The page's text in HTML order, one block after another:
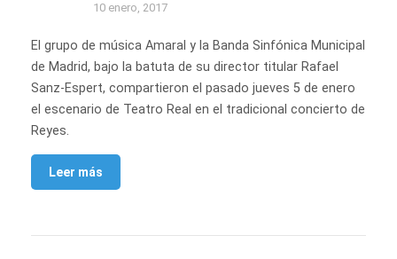
10 enero, 2017
El grupo de música Amaral y la Banda Sinfónica Municipal
de Madrid, bajo la batuta de su director titular Rafael
Sanz-Espert, compartieron el pasado jueves 5 de enero
el escenario de Teatro Real en el tradicional concierto de
Reyes.
Leer más